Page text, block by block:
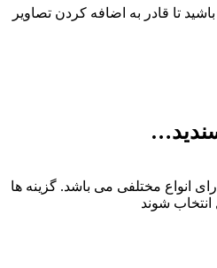
تا قادر به اضافه کردن تصاویر
انواع مختلفی می باشد. گزینه ها
شوند